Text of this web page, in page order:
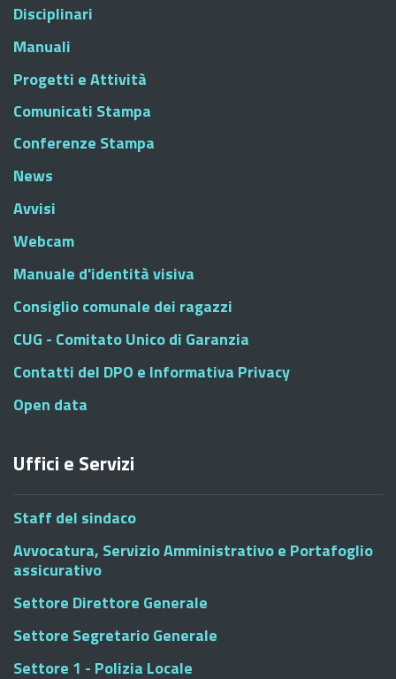
Disciplinari
Manuali
Progetti e Attività
Comunicati Stampa
Conferenze Stampa
News
Avvisi
Webcam
Manuale d'identità visiva
Consiglio comunale dei ragazzi
CUG - Comitato Unico di Garanzia
Contatti del DPO e Informativa Privacy
Open data
Uffici e Servizi
Staff del sindaco
Avvocatura, Servizio Amministrativo e Portafoglio
assicurativo
Settore Direttore Generale
Settore Segretario Generale
Settore 1 - Polizia Locale